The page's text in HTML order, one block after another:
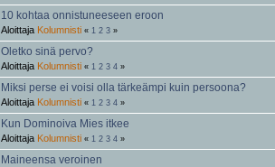
10 kohtaa onnistuneeseen eroon
Aloittaja Kolumnisti « 1 2 3 »
Oletko sinä pervo?
Aloittaja Kolumnisti « 1 2 3 4 »
Miksi perse ei voisi olla tärkeämpi kuin persoona?
Aloittaja Kolumnisti « 1 2 3 4 »
Kun Dominoiva Mies itkee
Aloittaja Kolumnisti « 1 2 3 4 »
Maineensa veroinen